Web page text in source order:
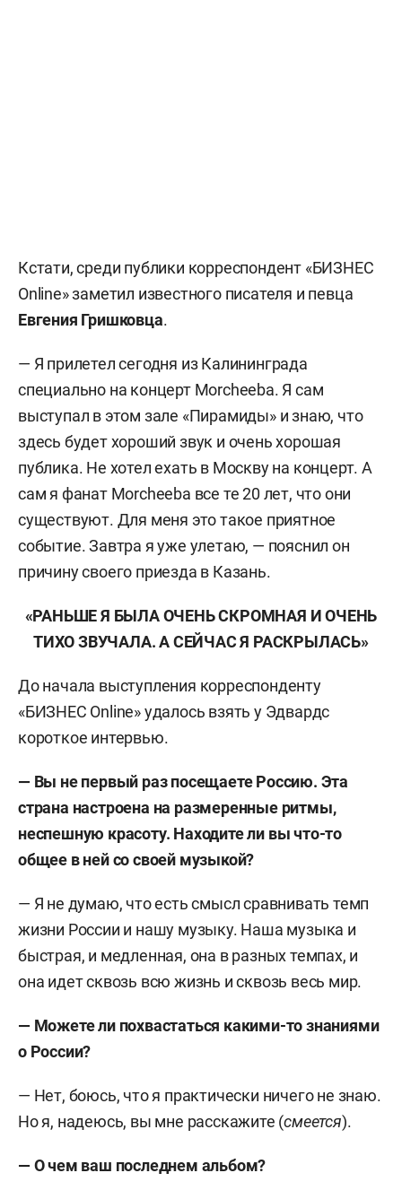
Кстати, среди публики корреспондент «БИЗНЕС
Online» заметил известного писателя и певца
Евгения Гришковца.
— Я прилетел сегодня из Калининграда
специально на концерт Morcheeba. Я сам
выступал в этом зале «Пирамиды» и знаю, что
здесь будет хороший звук и очень хорошая
публика. Не хотел ехать в Москву на концерт. А
сам я фанат Morcheeba все те 20 лет, что они
существуют. Для меня это такое приятное
событие. Завтра я уже улетаю, — пояснил он
причину своего приезда в Казань.
«РАНЬШЕ Я БЫЛА ОЧЕНЬ СКРОМНАЯ И ОЧЕНЬ
ТИХО ЗВУЧАЛА. А СЕЙЧАС Я РАСКРЫЛАСЬ»
До начала выступления корреспонденту
«БИЗНЕС Online» удалось взять у Эдвардс
короткое интервью.
— Вы не первый раз посещаете Россию. Эта
страна настроена на размеренные ритмы,
неспешную красоту. Находите ли вы что-то
общее в ней со своей музыкой?
— Я не думаю, что есть смысл сравнивать темп
жизни России и нашу музыку. Наша музыка и
быстрая, и медленная, она в разных темпах, и
она идет сквозь всю жизнь и сквозь весь мир.
— Можете ли похвастаться какими-то знаниями
о России?
— Нет, боюсь, что я практически ничего не знаю.
Но я, надеюсь, вы мне расскажите (смеется).
— О чем ваш последнем альбом?